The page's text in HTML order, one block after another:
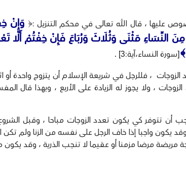
عليها ، قال الله تعالى في محكم التنزيل :﴿ وَإِنْ
النِّسَاءِ مَثْنَى وَثُلَاثَ وَرُبَاعَ فَإِنْ خِفْتُمْ أَلَّا
[سورة النساء،آية:3] .
الزوجات ، فللرجل في شريعة الإسلام أن يتزوج واحدة أو
، ولا يجوز له الزيادة على الأربع ، وبهذا قال
أن تتوفر كي يكون تعدد الزوجات مباحا ، وقبل
يكون واجبا إذا خاف الرجل على نفسه من الزنا ولم تكن
مريضة مرضا مزمنا أو عقيما لا تنجب الذرية ، وقد يكون